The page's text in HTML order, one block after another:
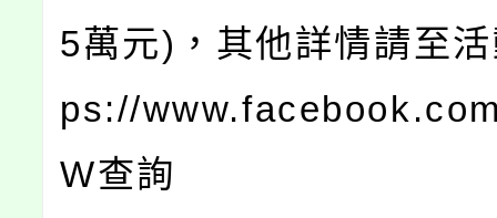
5萬元)，其他詳情請至
ps://
W查詢